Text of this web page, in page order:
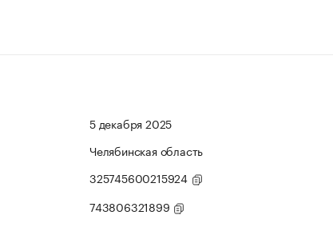
5 декабря 2025
Челябинская область
325745600215924
743806321899